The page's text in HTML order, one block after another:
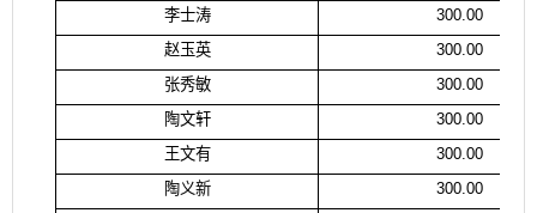
李士涛
300.00
赵玉英
300.00
张秀敏
300.00
陶文轩
300.00
王文有
300.00
陶义新
300.00